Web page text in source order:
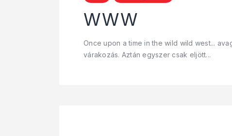
WWW
Once upon a time in the wild wild west...
várakozás. Aztán egyszer csak eljött...